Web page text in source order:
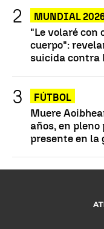
MUNDIAL
"Le volaré con
cuerpo":
suicida contra
FÚTBOL
Muere
años, en
presente en la